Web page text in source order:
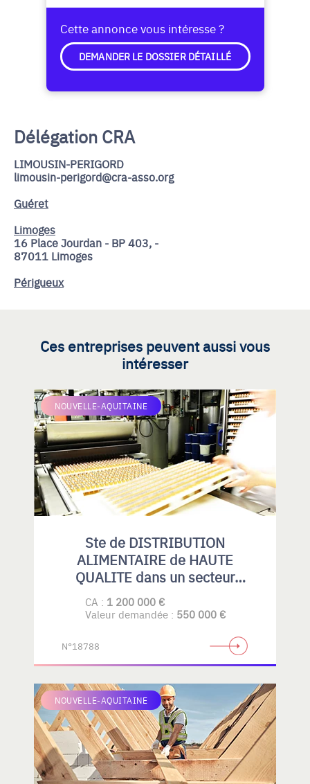
Cette annonce vous intéresse ?
DEMANDER LE DOSSIER DÉTAILLÉ
Délégation CRA
LIMOUSIN-PERIGORD
limousin-perigord@cra-asso.org
Guéret
Limoges
16 Place Jourdan - BP 403, -
87011 Limoges
Périgueux
Ces entreprises peuvent aussi vous
intéresser
NOUVELLE-AQUITAINE
Ste de DISTRIBUTION
ALIMENTAIRE de HAUTE
QUALITE dans un secteur
spécialisé.
CA : 1 200 000 €
Valeur demandée : 550 000 €
N°18788
NOUVELLE-AQUITAINE